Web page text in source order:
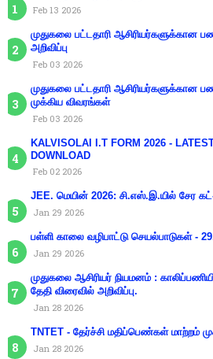
Feb 13 2026
முதுகலை பட்டதாரி ஆசிரியர்களுக்கான
அறிவிப்பு
Feb 03 2026
முதுகலை பட்டதாரி ஆசிரியர்களுக்கான
முக்கிய விவரங்கள்
Feb 03 2026
KALVISOLAI I.T FORM 2026 -
DOWNLOAD
Feb 02 2026
JEE. மெயின் 2026: சி.எஸ்.இ.யில் சேர
Jan 29 2026
பள்ளி காலை வழிபாட்டு செயல்பாடுகள் -
Jan 29 2026
முதுகலை ஆசிரியர் நியமனம் :
தேதி விரைவில் அறிவிப்பு.
Jan 28 2026
TNTET - தேர்ச்சி மதிப்பெண்கள் மாற்றம்
Jan 28 2026